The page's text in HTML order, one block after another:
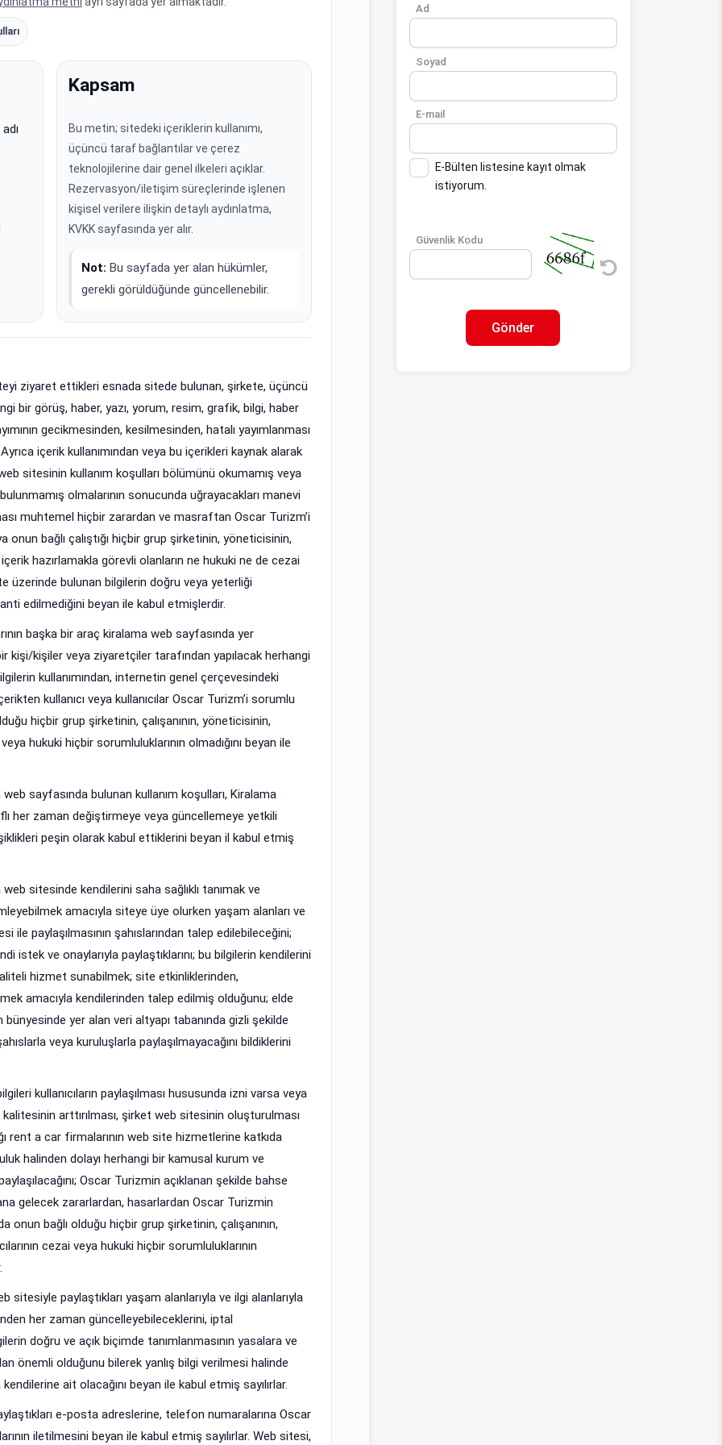
Kapsam
Bu metin; sitedeki içeriklerin kullanımı,
üçüncü taraf bağlantılar ve çerez
teknolojilerine dair genel ilkeleri açıklar.
Rezervasyon/iletişim süreçlerinde işlenen
kişisel verilere ilişkin detaylı aydınlatma,
KVKK sayfasında yer alır.
Not: Bu sayfada yer alan hükümler,
gerekli görüldüğünde güncellenebilir.
ziyaret ettikleri esnada sitede bulunan, şirkete, üçüncü
bir görüş, haber, yazı, yorum, resim, grafik, bilgi, haber
gecikmesinden, kesilmesinden, hatalı yayımlanması
içerik kullanımından veya bu içerikleri kaynak alarak
sitesinin kullanım koşulları bölümünü okumamış veya
olmalarının sonucunda uğrayacakları manevi
muhtemel hiçbir zarardan ve masraftan Oscar Turizm’i
onun bağlı çalıştığı hiçbir grup şirketinin, yöneticisinin,
içerik hazırlamakla görevli olanların ne hukuki ne de cezai
üzerinde bulunan bilgilerin doğru veya yeterliği
edilmediğini beyan ile kabul etmişlerdir.
başka bir araç kiralama web sayfasında yer
kişi/kişiler veya ziyaretçiler tarafından yapılacak herhangi
kullanımından, internetin genel çerçevesindeki
kullanıcı veya kullanıcılar Oscar Turizm’i sorumlu
hiçbir grup şirketinin, çalışanının, yöneticisinin,
hukuki hiçbir sorumluluklarının olmadığını beyan ile
web sayfasında bulunan kullanım koşulları, Kiralama
her zaman değiştirmeye veya güncellemeye yetkili
peşin olarak kabul ettiklerini beyan il kabul etmiş
web sitesinde kendilerini saha sağlıklı tanımak ve
amacıyla siteye üye olurken yaşam alanları ve
ile paylaşılmasının şahıslarından talep edilebileceğini;
istek ve onaylarıyla paylaştıklarını; bu bilgilerin kendilerini
hizmet sunabilmek; site etkinliklerinden,
amacıyla kendilerinden talep edilmiş olduğunu; elde
yer alan veri altyapı tabanında gizli şekilde
veya kuruluşlarla paylaşılmayacağını bildiklerini
kullanıcıların paylaşılması hususunda izni varsa veya
arttırılması, şirket web sitesinin oluşturulması
rent a car firmalarının web site hizmetlerine katkıda
halinden dolayı herhangi bir kamusal kurum ve
Oscar Turizmin açıklanan şekilde bahse
gelecek zararlardan, hasarlardan Oscar Turizmin
onun bağlı olduğu hiçbir grup şirketinin, çalışanının,
cezai veya hukuki hiçbir sorumluluklarının
sitesiyle paylaştıkları yaşam alanlarıyla ve ilgi alanlarıyla
her zaman güncelleyebileceklerini, iptal
doğru ve açık biçimde tanımlanmasının yasalara ve
önemli olduğunu bilerek yanlış bilgi verilmesi halinde
ait olacağını beyan ile kabul etmiş sayılırlar.
e-posta adreslerine, telefon numaralarına Oscar
iletilmesini beyan ile kabul etmiş sayılırlar. Web sitesi,
Ad
Soyad
E-mail
E-Bülten listesine kayıt olmak
istiyorum.
Güvenlik Kodu
Gönder